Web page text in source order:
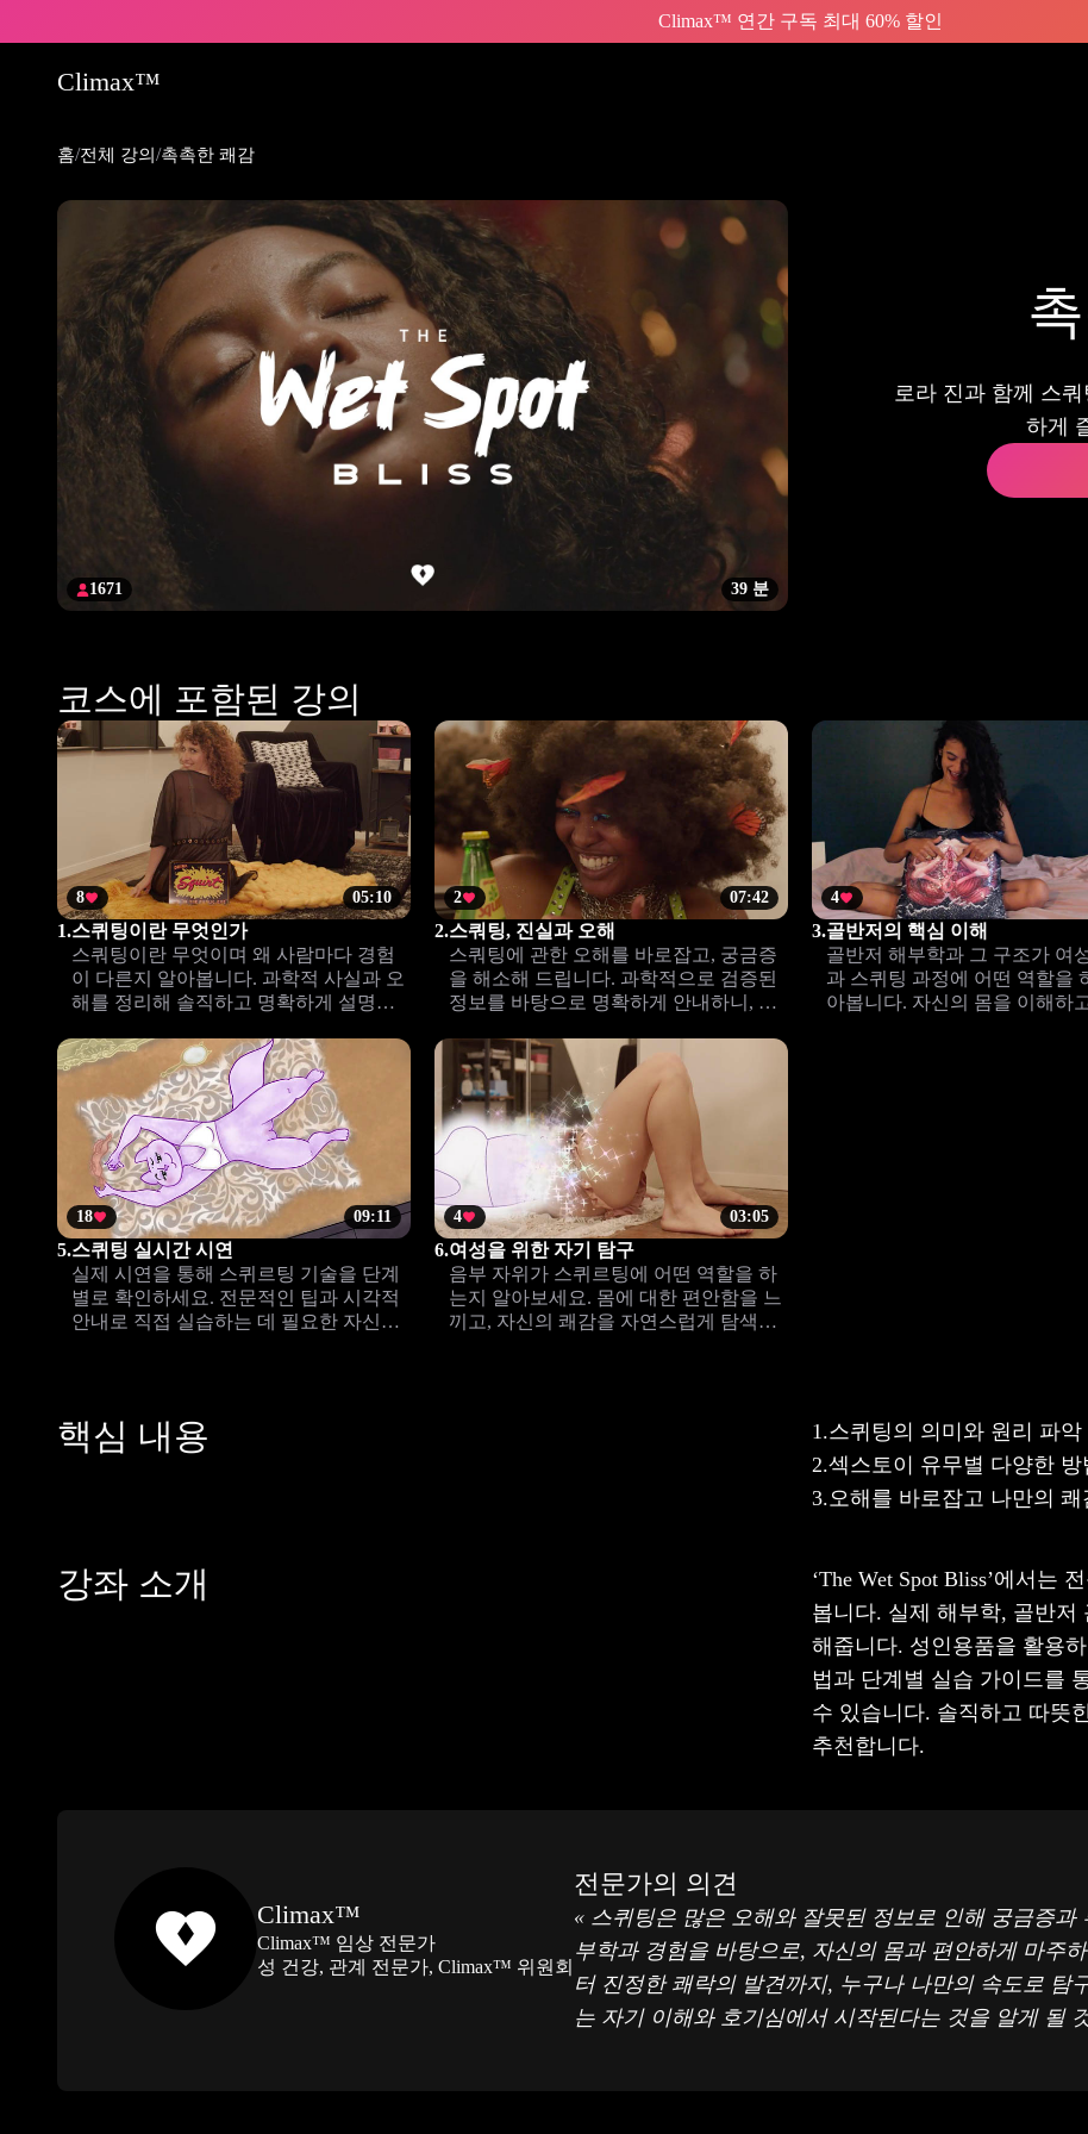
Climax™ 연간 구독 최대 60% 할인
Climax™
홈/전체 강의 /촉촉한 쾌감
39 분
1671
로라 진과 함께 스
하게
코스에 포함된 강의
05:10
8
1.스퀴팅이란 무엇인가
스쿼팅이란 무엇이며 왜 사람마다 경험
이 다른지 알아봅니다. 과학적 사실과 오
해를 정리해 솔직하고 명확하게 설명합
07:42
2
2.스쿼팅, 진실과 오해
스쿼팅에 관한 오해를 바로잡고, 궁금증
을 해소해 드립니다. 과학적으로 검증된
정보를 바탕으로 명확하게 안내하니, 더
4
3.골반저의 핵심 이해
골반저 해부학과 그 구조가 여
과 스퀴팅 과정에 어떤 역할을
아봅니다. 자신의 몸을 이해하
09:11
18
5.스퀴팅 실시간 시연
실제 시연을 통해 스퀴르팅 기술을 단계
별로 확인하세요. 전문적인 팁과 시각적
안내로 직접 실습하는 데 필요한 자신감
03:05
4
6.여성을 위한 자기 탐구
음부 자위가 스퀴르팅에 어떤 역할을 하
는지 알아보세요. 몸에 대한 편안함을 느
끼고, 자신의 쾌감을 자연스럽게 탐색하
핵심 내용 1.스퀴팅의 의미와 원리 파악
2.섹스토이 유무별 다양한 방
3. 오해를 바로잡고 나만의 쾌
강좌 소개
‘The Wet Spot Bliss’에서는
봅니다. 실제 해부학, 골반저
해줍니다. 성인용품을 활용
법과 단계별 실습 가이드를
수 있습니다. 솔직하고 따뜻
추천합니다.
Climax™
Climax™ 임상 전문가
성 건강, 관계 전문가, Climax™ 위원회
전문가의 의견
« 스퀴팅은 많은 오해와 잘못된 정보로 인해 궁금증
부학과 경험을 바탕으로, 자신의 몸과 편안하게 마주
터 진정한 쾌락의 발견까지, 누구나 나만의 속도로 탐
는 자기 이해와 호기심에서 시작된다는 것을 알게 될